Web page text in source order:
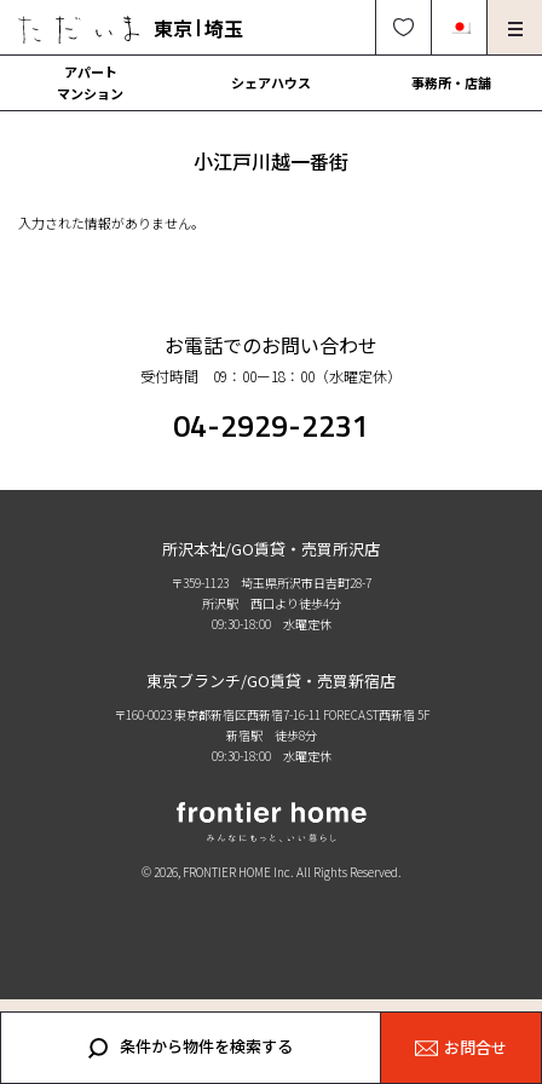
東京 埼玉
オーナー様向け・管理募集
法人社宅でのご利用
運営会社
アパート
マンション
シェアハウス 事務所・店舗
小江戸川越一番街
入力された情報がありません。
お電話でのお問い合わせ
受付時間 09：00ー18：00（水曜定休）
04-2929-2231
条件から物件を検索する お問合せ
所沢本社/GO賃貸・売買所沢店
〒359-1123 埼玉県所沢市日吉町28-7
所沢駅 西口より徒歩4分
09:30-18:00 水曜定休
東京ブランチ/GO賃貸・売買新宿店
〒160-0023 東京都新宿区西新宿7-16-11 FORECAST西新宿 5F
新宿駅 徒歩8分
09:30-18:00 水曜定休
© 2026, FRONTIER HOME Inc. All Rights Reserved.